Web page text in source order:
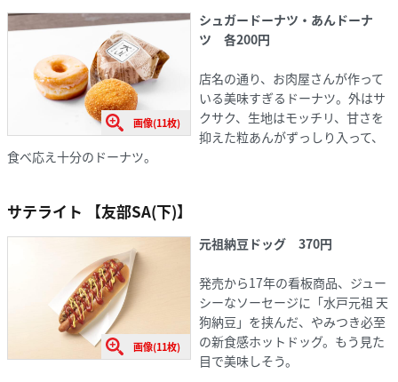
画像(11枚)
シュガードーナツ・あんドーナ
ツ
各200円
店名の通り、お肉屋さんが作って
いる美味すぎるドーナツ。外はサ
クサク、生地はモッチリ、甘さを
抑えた粒あんがずっしり入って、
食べ応え十分のドーナツ。
サテライト 【友部SA(下)】
画像(11枚)
元祖納豆ドッグ 370円
発売から17年の看板商品、ジュー
シーなソーセージに「水戸元祖 天
狗納豆」を挟んだ、やみつき必至
の新食感ホットドッグ。もう見た
目で美味しそう。